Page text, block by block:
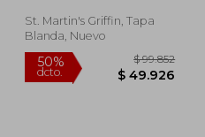
dcto. $
St. Martin's Griffin, Tapa
Blanda, Nuevo